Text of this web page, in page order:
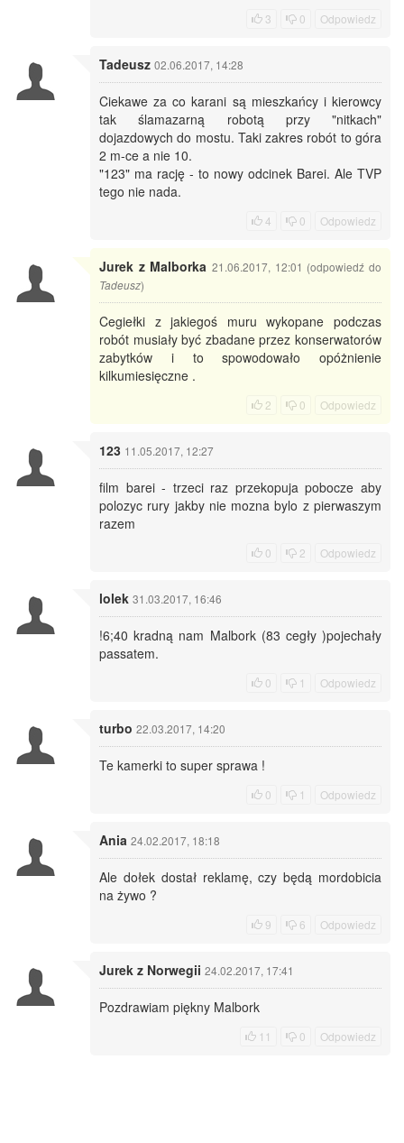
3 0 Odpowiedz
Tadeusz 02.06.2017, 14:28
Ciekawe za co karani są mieszkańcy i kierowcy
tak ślamazarną robotą przy "nitkach"
dojazdowych do mostu. Taki zakres robót to góra
2 m-ce a nie 10.
"123" ma rację - to nowy odcinek Barei. Ale TVP
tego nie nada.
4 0 Odpowiedz
Jurek z Malborka 21.06.2017, 12:01 (odpowiedź do
Tadeusz)
Cegiełki z jakiegoś muru wykopane podczas
robót musiały być zbadane przez konserwatorów
zabytków i to spowodowało opóżnienie
kilkumiesięczne .
2 0 Odpowiedz
123 11.05.2017, 12:27
film barei - trzeci raz przekopuja pobocze aby
polozyc rury jakby nie mozna bylo z pierwaszym
razem
0 2 Odpowiedz
lolek 31.03.2017, 16:46
!6;40 kradną nam Malbork (83 cegły )pojechały
passatem.
0 1 Odpowiedz
turbo 22.03.2017, 14:20
Te kamerki to super sprawa !
0 1 Odpowiedz
Ania 24.02.2017, 18:18
Ale dołek dostał reklamę, czy będą mordobicia
na żywo ?
9 6 Odpowiedz
Jurek z Norwegii 24.02.2017, 17:41
Pozdrawiam piękny Malbork
11 0 Odpowiedz